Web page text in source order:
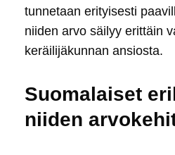
tunnetaan erityisesti
niiden arvo säilyy erittäin
keräilijäkunnan ansiosta.
Suomalaiset
niiden